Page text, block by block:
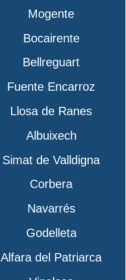
Mogente
Bocairente
Bellreguart
Fuente Encarroz
Llosa de Ranes
Albuixech
Simat de Valldigna
Corbera
Navarrés
Godelleta
Alfara del Patriarca